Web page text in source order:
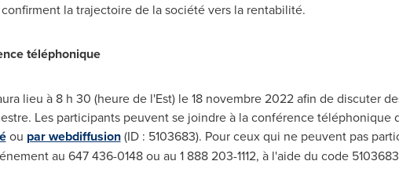
la trajectoire de la société vers la rentabilité.
téléphonique
lieu à 8 h 30 (heure de l'Est) le 18 novembre 2022 afin de discuter
Les participants peuvent se joindre à la conférence téléphonique
ou par webdiffusion(ID : 5103683). Pour ceux qui ne peuvent pas
au 647 436-0148 ou au 1 888 203-1112, à l'aide du code